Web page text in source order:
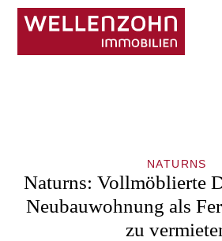
NATURNS
Naturns: Vollmöblierte
Neubauwohnung als
zu